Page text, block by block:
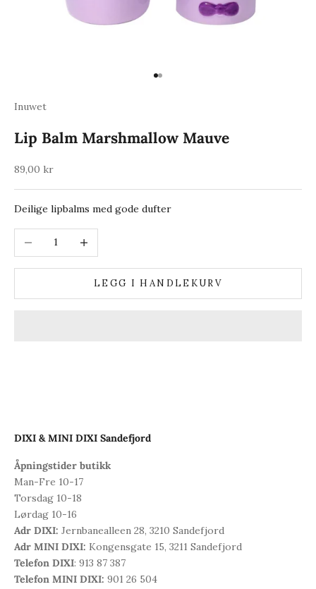
Gå til element 1
Gå til element 2
Inuwet
Lip Balm Marshmallow Mauve
Salgspris
89,00 kr
Deilige lipbalms med gode dufter
Reduser antall
LEGG I HANDLEKURV
DIXI & MINI DIXI Sandefjord
Åpningstider butikk
Man-Fre 10-17
Torsdag 10-18
Lørdag 10-16
Adr DIXI: Jernbanealleen 28, 3210 Sandefjord
Adr MINI DIXI: Kongensgate 15, 3211 Sandefjord
Telefon DIXI: 913 87 387
Telefon MINI DIXI: 901 26 504